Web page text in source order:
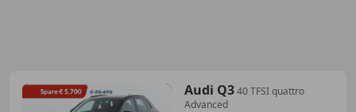
Audi Q340 TFSI quattro
Advanced